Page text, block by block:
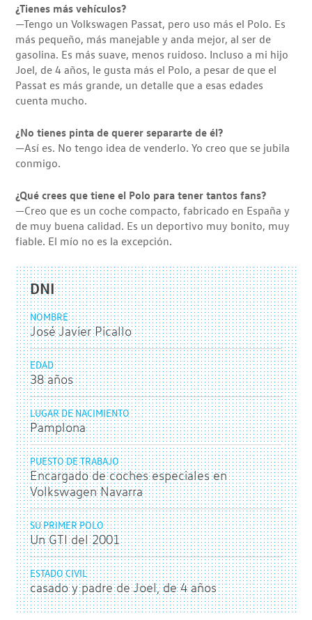
¿Tienes más vehículos?
—Tengo un Volkswagen Passat, pero uso más el Polo. Es
más pequeño, más manejable y anda mejor, al ser de
gasolina. Es más suave, menos ruidoso. Incluso a mi hijo
Joel, de 4 años, le gusta más el Polo, a pesar de que el
Passat es más grande, un detalle que a esas edades
cuenta mucho.
¿No tienes pinta de querer separarte de él?
—Así es. No tengo idea de venderlo. Yo creo que se jubila
conmigo.
¿Qué crees que tiene el Polo para tener tantos fans?
—Creo que es un coche compacto, fabricado en España y
de muy buena calidad. Es un deportivo muy bonito, muy
fiable. El mío no es la excepción.
DNI
NOMBRE
José Javier Picallo
EDAD
38 años
LUGAR DE NACIMIENTO
Pamplona
PUESTO DE TRABAJO
Encargado de coches especiales en
Volkswagen Navarra
SU PRIMER POLO
Un GTI del 2001
ESTADO CIVIL
casado y padre de Joel, de 4 años